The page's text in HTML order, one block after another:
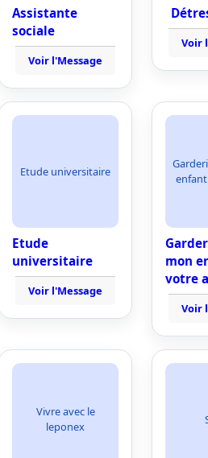
Assistante
sociale
Voir l'Message
Voir
Etude universitaire
Etude
universitaire
Voir l'Message
mon
votre
Voir
Vivre avec le
leponex